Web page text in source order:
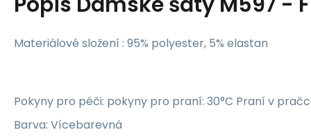
Materiálové složení : 95% polyester, 5% elastan
Pokyny pro péči: pokyny pro praní: 30°C Praní v
Barva: Vícebarevná